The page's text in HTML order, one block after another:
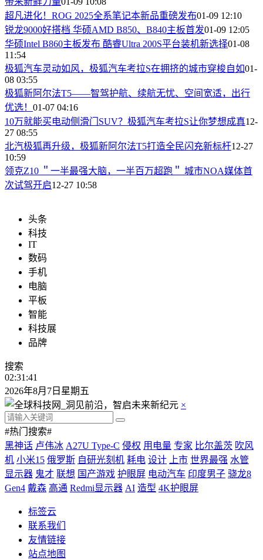
超凡进化！ROG 2025全系笔记本新品重磅发布01-09 12:10
锐龙9000好搭档 华硕AMD B850、B840主板首发01-09 12:05
华硕Intel B860主板发布 酷睿Ultra 200S平台装机新选择01-08
11:54
极狐汽车灵动如风，极狐汽车考拉S在拥挤的城市穿梭自如01-
08 03:55
​极狐新阿尔法T5——智驾护航、续航无忧、空间宽适，出行
优选！ 01-07 04:16
​10万就能买电动侧滑门SUV？极狐汽车考拉S让你梦想成真12-
27 08:55
北汽极狐再升级，极狐新阿尔法T5打造全民闪充新标杆12-27
10:59
领克Z10 ＂一半最强大脑，一半百万超跑＂ 城市NOA媒体首
次试驾开启12-27 10:58
头条
科技
IT
数码
手机
电脑
平板
智能
科技展
品牌
搜索
02:31:42
2026年8月7日星期五
×
#热门搜索#
黑神话 卢伟冰 A27U Type-C 侵权 用电量 专家 比尔盖茨 吹风
机 小米15 俄罗斯 自研光刻机 耗电 设计 上市 世界最强 水管
显示器 鬼才 联想 国产游戏 护眼屏 电动汽车 印度男子 骁龙8
Gen4 戴森 高通 Redmi显示器 AI 造型 4K护眼屏
标签云
联系我们
友情链接
站点地图